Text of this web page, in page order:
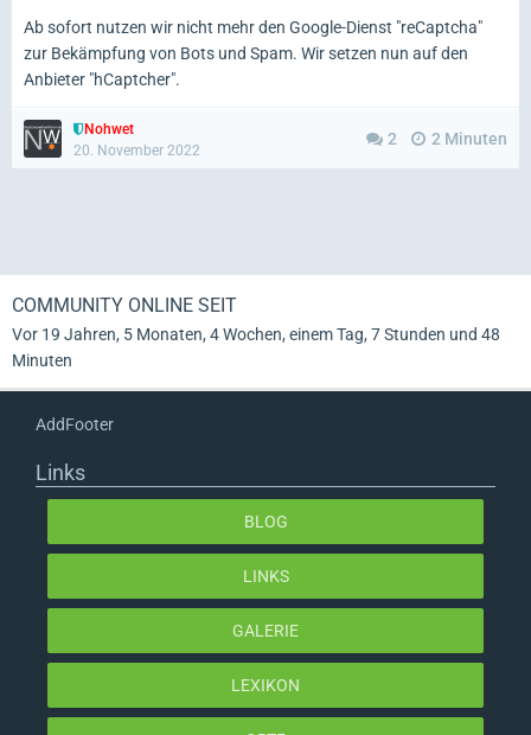
Ab sofort nutzen wir nicht mehr den Google-Dienst "reCaptcha"
zur Bekämpfung von Bots und Spam. Wir setzen nun auf den
Anbieter "hCaptcher".
Nohwet
20. November 2022
2 2 Minuten
COMMUNITY ONLINE SEIT
Vor 19 Jahren, 5 Monaten, 4 Wochen, einem Tag, 7 Stunden und 48
Minuten
AddFooter
Links
BLOG
LINKS
GALERIE
LEXIKON